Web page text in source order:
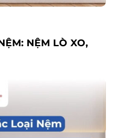
NỆM LÒ XO,